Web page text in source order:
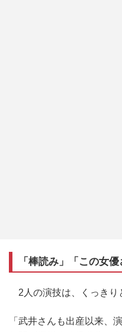
「棒読み」「この女優
2人の演技は、くっきり
「武井さんも出産以来、